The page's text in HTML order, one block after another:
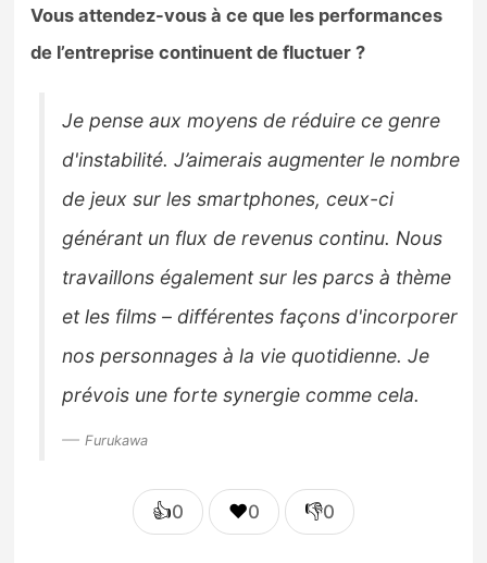
Vous attendez-vous à ce que les performances
de l’entreprise continuent de fluctuer ?
Je pense aux moyens de réduire ce genre
d'instabilité. J’aimerais augmenter le nombre
de jeux sur les smartphones, ceux-ci
générant un flux de revenus continu. Nous
travaillons également sur les parcs à thème
et les films – différentes façons d'incorporer
nos personnages à la vie quotidienne. Je
prévois une forte synergie comme cela.
Furukawa
👍0 ❤️0 👎0